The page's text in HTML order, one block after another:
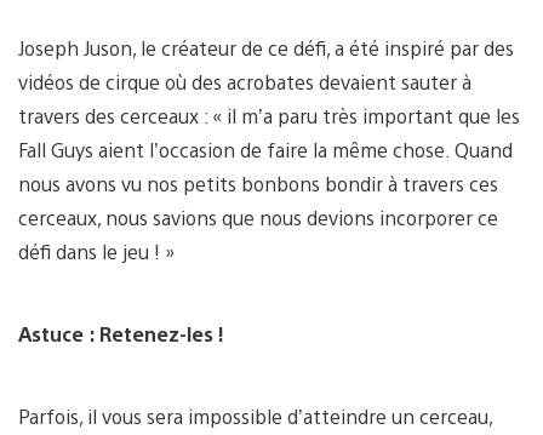
Joseph Juson, le créateur de ce défi, a été inspiré par des
vidéos de cirque où des acrobates devaient sauter à
travers des cerceaux : « il m’a paru très important que les
Fall Guys aient l’occasion de faire la même chose. Quand
nous avons vu nos petits bonbons bondir à travers ces
cerceaux, nous savions que nous devions incorporer ce
défi dans le jeu ! »
Astuce : Retenez-les !
Parfois, il vous sera impossible d’atteindre un cerceau,